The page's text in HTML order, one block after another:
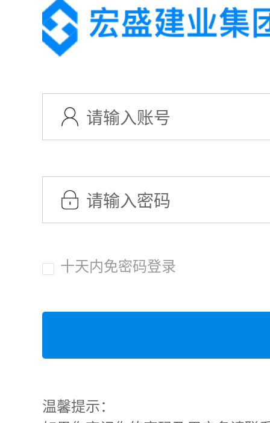
十天内免密码登录
温馨提示：